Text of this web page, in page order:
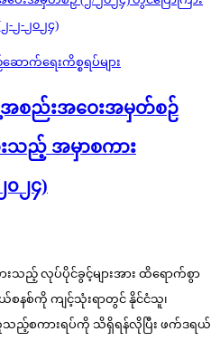
က်‌ရေးကိစ္စရပ်များ
အစည်းအဝေးအမှတ်စဉ်
းသည့် အမှာစကား
၂၄)
းသည့် လုပ်ပိုင်ခွင့်များအား ထိရောက်စွာ
စ်ကို ကျင့်သုံးရာတွင် နိုင်ငံသူ၊
ဟူသည့်စကားရပ်ကို သိရှိရန်လိုပြီး ဖက်ဒရယ်